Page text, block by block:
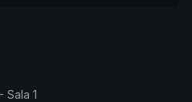
Sala 1